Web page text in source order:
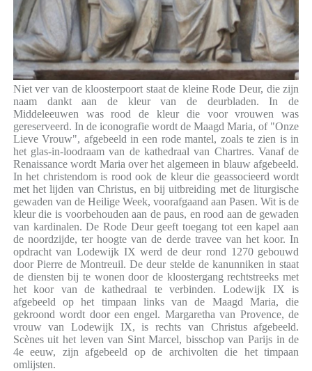
Niet ver van de kloosterpoort staat de kleine Rode Deur, die zijn
naam dankt aan de kleur van de deurbladen. In de
Middeleeuwen was rood de kleur die voor vrouwen was
gereserveerd. In de iconografie wordt de Maagd Maria, of "Onze
Lieve Vrouw", afgebeeld in een rode mantel, zoals te zien is in
het glas-in-loodraam van de kathedraal van Chartres. Vanaf de
Renaissance wordt Maria over het algemeen in blauw afgebeeld.
In het christendom is rood ook de kleur die geassocieerd wordt
met het lijden van Christus, en bij uitbreiding met de liturgische
gewaden van de Heilige Week, voorafgaand aan Pasen. Wit is de
kleur die is voorbehouden aan de paus, en rood aan de gewaden
van kardinalen. De Rode Deur geeft toegang tot een kapel aan
de noordzijde, ter hoogte van de derde travee van het koor. In
opdracht van Lodewijk IX werd de deur rond 1270 gebouwd
door Pierre de Montreuil. De deur stelde de kanunniken in staat
de diensten bij te wonen door de kloostergang rechtstreeks met
het koor van de kathedraal te verbinden. Lodewijk IX is
afgebeeld op het timpaan links van de Maagd Maria, die
gekroond wordt door een engel. Margaretha van Provence, de
vrouw van Lodewijk IX, is rechts van Christus afgebeeld.
Scènes uit het leven van Sint Marcel, bisschop van Parijs in de
4e eeuw, zijn afgebeeld op de archivolten die het timpaan
omlijsten.